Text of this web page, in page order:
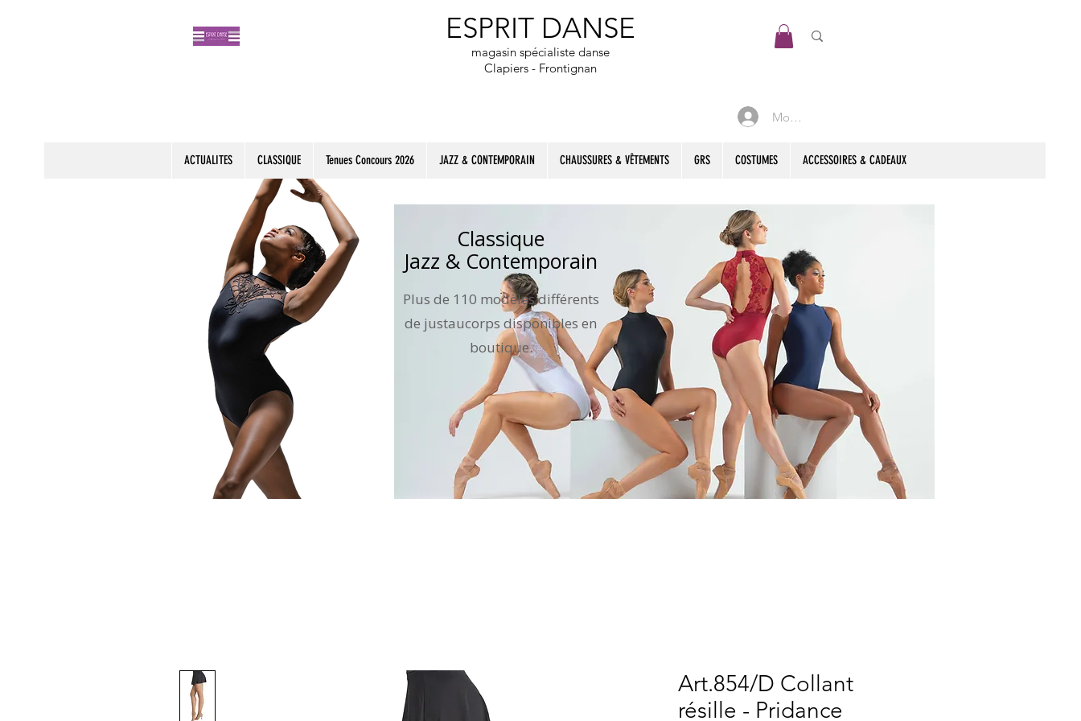
​ESPRIT DANSE
magasin spécialiste danse
Clapiers - Frontignan
Mon compte
ACTUALITES CLASSIQUE Tenues Concours 2026 JAZZ & CONTEMPORAIN CHAUSSURES & VÊTEMENTS GRS COSTUMES ACCESSOIRES & CADEAUX
Classique
Jazz & Contemporain
Plus de 110 modèles différents
de justaucorps disponibles en
boutique.
Art.854/D Collant
résille - Pridance